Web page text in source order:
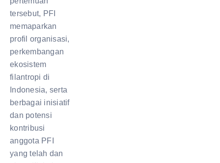
tersebut, PFI
memaparkan
profil organisasi,
perkembangan
ekosistem
filantropi di
Indonesia, serta
berbagai inisiatif
dan potensi
kontribusi
anggota PFI
yang telah dan